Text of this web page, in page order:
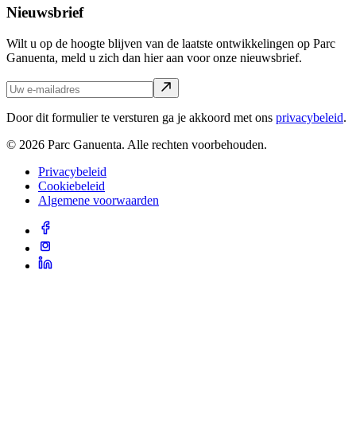
Nieuwsbrief
Wilt u op de hoogte blijven van de laatste ontwikkelingen op Parc
Ganuenta, meld u zich dan hier aan voor onze nieuwsbrief.
Door dit formulier te versturen ga je akkoord met ons privacybeleid.
© 2026 Parc Ganuenta. Alle rechten voorbehouden.
Privacybeleid
Cookiebeleid
Algemene voorwaarden